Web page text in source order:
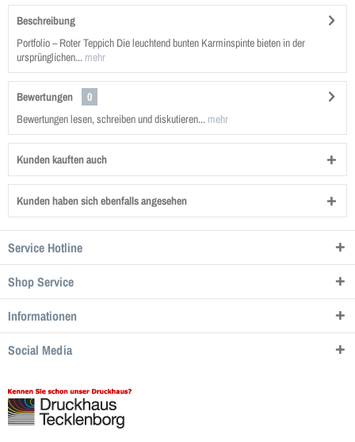
Beschreibung
Portfolio – Roter Teppich Die leuchtend bunten Karminspinte bieten in der
ursprünglichen... mehr
Bewertungen
0
Bewertungen lesen, schreiben und diskutieren... mehr
Kunden kauften auch
Kunden haben sich ebenfalls angesehen
Service Hotline
Shop Service
Informationen
Social Media